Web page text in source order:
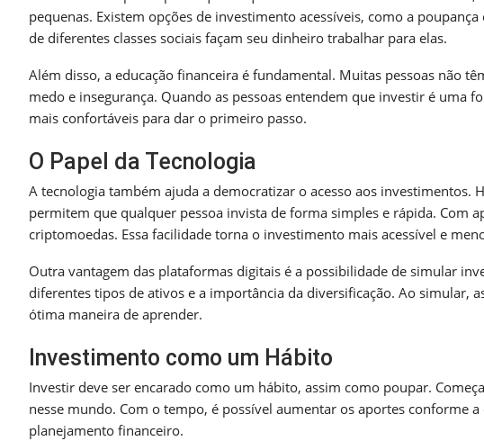
pequenas. Existem opções de investimento acessíveis, como a
de diferentes classes sociais façam seu dinheiro trabalhar para elas.
Além disso, a educação financeira é fundamental. Muitas pessoas não
medo e insegurança. Quando as pessoas entendem que investir é uma
mais confortáveis para dar o primeiro passo.
O Papel da Tecnologia
A tecnologia também ajuda a democratizar o acesso aos investimentos.
permitem que qualquer pessoa invista de forma simples e rápida. Com
criptomoedas. Essa facilidade torna o investimento mais acessível e
Outra vantagem das plataformas digitais é a possibilidade de simular
diferentes tipos de ativos e a importância da diversificação. Ao simular,
ótima maneira de aprender.
Investimento como um Hábito
Investir deve ser encarado como um hábito, assim como poupar.
nesse mundo. Com o tempo, é possível aumentar os aportes conforme
planejamento financeiro.